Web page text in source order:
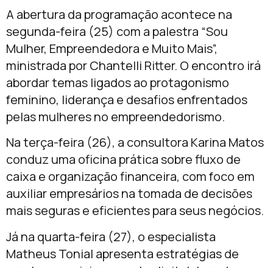
A abertura da programação acontece na
segunda-feira (25) com a palestra “Sou
Mulher, Empreendedora e Muito Mais”,
ministrada porChantelli Ritter. O encontro irá
abordar temas ligados ao protagonismo
feminino, liderança e desafios enfrentados
pelas mulheres no empreendedorismo.
Na terça-feira (26), a consultora Karina Matos
conduz uma oficina prática sobre fluxo de
caixa e organização financeira, com foco em
auxiliar empresários na tomada de decisões
mais seguras e eficientes para seus negócios.
Já na quarta-feira (27), o especialista
Matheus Tonial apresenta estratégias de